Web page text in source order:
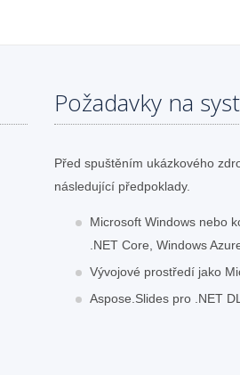
Požadavky na
Před spuštěním ukázkového
následující předpoklady.
Microsoft Windows nebo
.NET Core, Windows
Vývojové prostředí jako
Aspose.Slides pro .NET